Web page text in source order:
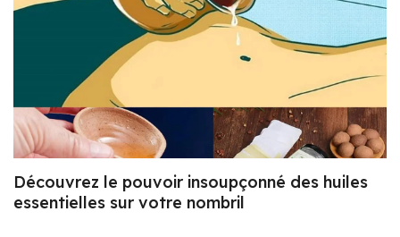
Découvrez le pouvoir insoupçonné des huiles
essentielles sur votre nombril